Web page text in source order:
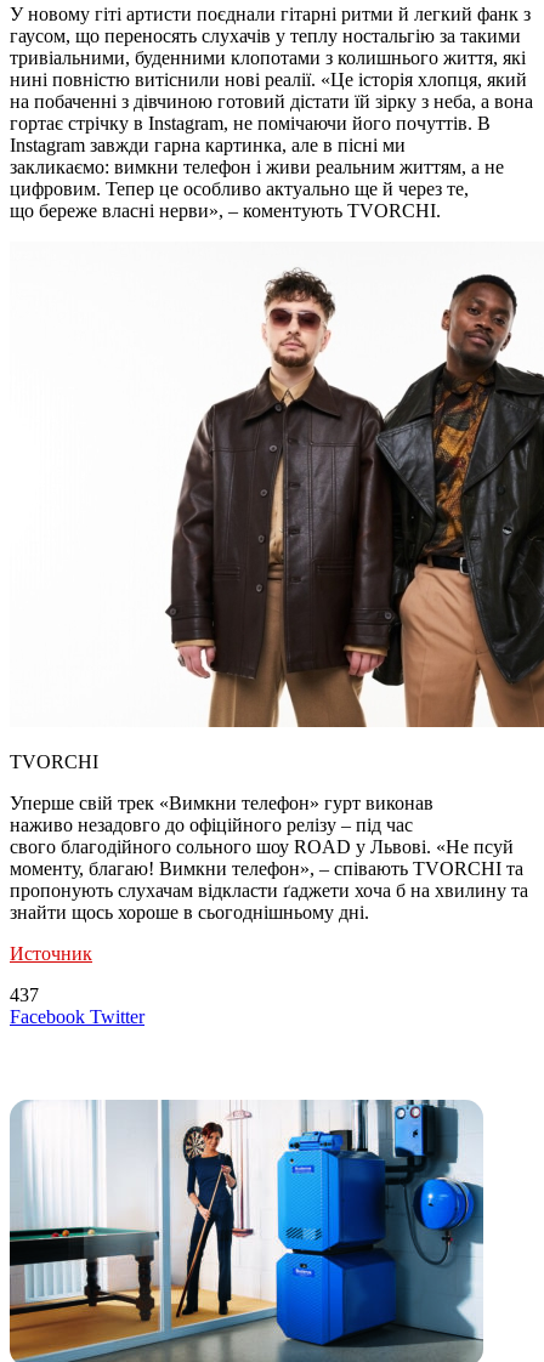
У новому гіті артисти поєднали гітарні ритми й легкий фанк з
гаусом, що переносять слухачів у теплу ностальгію за такими
тривіальними, буденними клопотами з колишнього життя, які
нині повністю витіснили нові реалії. «Це історія хлопця, який
на побаченні з дівчиною готовий дістати їй зірку з неба, а вона
гортає стрічку в Instagram, не помічаючи його почуттів. В
Instagram завжди гарна картинка, але в пісні ми
закликаємо: вимкни телефон і живи реальним життям, а не
цифровим. Тепер це особливо актуально ще й через те,
що береже власні нерви», – коментують TVORCHI.
TVORCHI
Уперше свій трек «Вимкни телефон» гурт виконав
наживо незадовго до офіційного релізу – під час
свого благодійного сольного шоу ROAD у Львові. «Не псуй
моменту, благаю! Вимкни телефон», – співають TVORCHI та
пропонують слухачам відкласти ґаджети хоча б на хвилину та
знайти щось хороше в сьогоднішньому дні.
Источник
437
Facebook TwitterLinkedIn
Tumblr
Reddit
Вконтакте
Одноклассники
Skype
Messenger
Messenger
WhatsApp
Telegram
Viber
Line
Поделиться
Печатать